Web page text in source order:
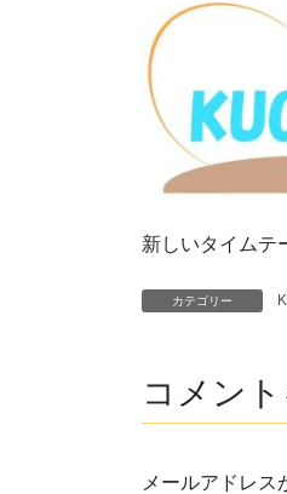
新しいタイムテ
カテゴリー
コメン
メールアドレス